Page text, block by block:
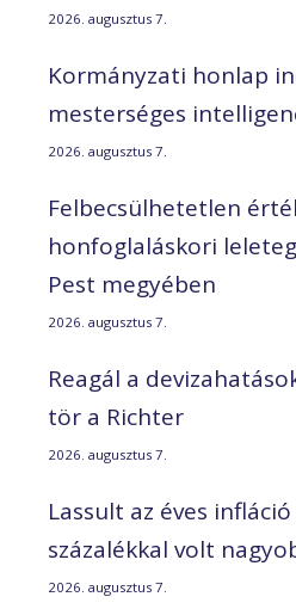
2026. augusztus 7.
Kormányzati honlap
mesterséges
2026. augusztus 7.
Felbecsülhetetlen
honfoglaláskori
Pest megyében
2026. augusztus 7.
Reagál a
tör a Richter
2026. augusztus 7.
Lassult az éves
százalékkal volt
2026. augusztus 7.